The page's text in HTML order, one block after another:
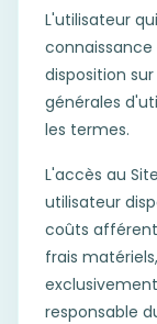
L'utilisateur
connaissance
disposition
générales
les termes.
L'accès au
utilisateur
coûts
frais
responsable